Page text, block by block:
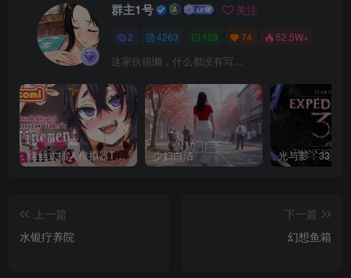
群主1号 关注
2 4263 159 74 52.5W+
这家伙很懒，什么都没有写...
螺丝式插入模拟器TMA02 少妇白洁
上一篇
水银疗养院
下一篇
幻想鱼箱